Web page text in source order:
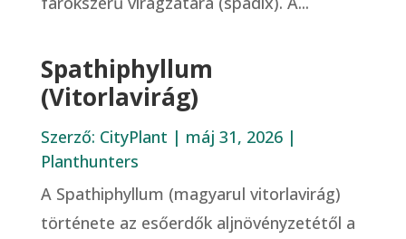
Spathiphyllum
(Vitorlavirág)
Szerző: CityPlant | máj 31, 2026|
Planthunters
A Spathiphyllum (magyarul vitorlavirág)
története az esőerdők aljnövényzetétől a